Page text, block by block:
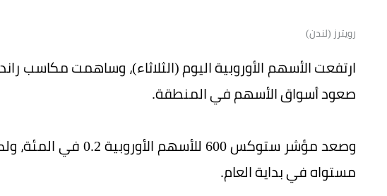
رويترز (لندن)
ارتفعت الأسهم الأوروبية اليوم (الثلاثاء)، وساهمت مكاسب
صعود أسواق الأسهم في المنطقة.
وصعد مؤشر ستوكس 600
مستواه في بداية العام.